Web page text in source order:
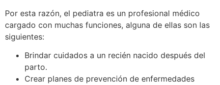
Por esta razón, el pediatra es un profesional médico
cargado con muchas funciones, alguna de ellas son las
siguientes:
Brindar cuidados a un recién nacido después del
parto.
Crear planes de prevención de enfermedades